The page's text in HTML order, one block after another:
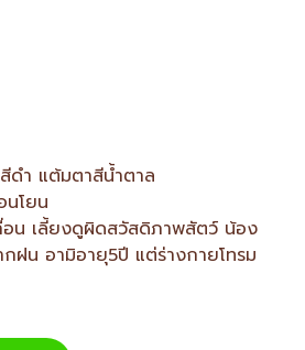
ดำ แต้มตาสีน้ำตาล
นโยน
อน เลี้ยงดูผิดสวัสดิภาพสัตว์ น้อง
ฝน อามิอายุ5ปี แต่ร่างกายโทรม